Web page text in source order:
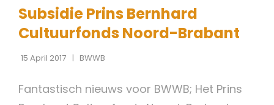
Subsidie Prins Bernhard
Cultuurfonds Noord-Brabant
15 April 2017 BWWB
Fantastisch nieuws voor BWWB; Het Prins